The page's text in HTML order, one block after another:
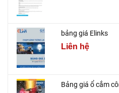
bảng giá Elinks
Liên hệ
Bảng giá ổ cắm